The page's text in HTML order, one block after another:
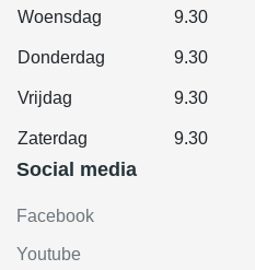
Woensdag 9.30
Donderdag 9.30
Vrijdag 9.30
Zaterdag 9.30
Social media
Facebook
Youtube